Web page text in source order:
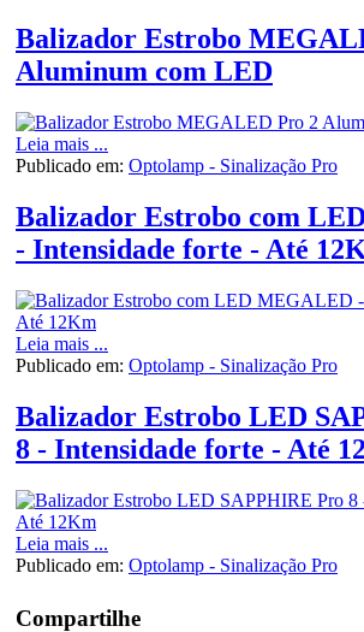
Balizador Estrobo
Aluminum com LED
Leia mais ...
Publicado em: Optolamp - Sinalização Pro
Balizador Estrobo com
- Intensidade forte - Até
Leia mais ...
Publicado em: Optolamp - Sinalização Pro
Balizador Estrobo LED
8 - Intensidade forte - Até
Leia mais ...
Publicado em: Optolamp - Sinalização Pro
Compartilhe